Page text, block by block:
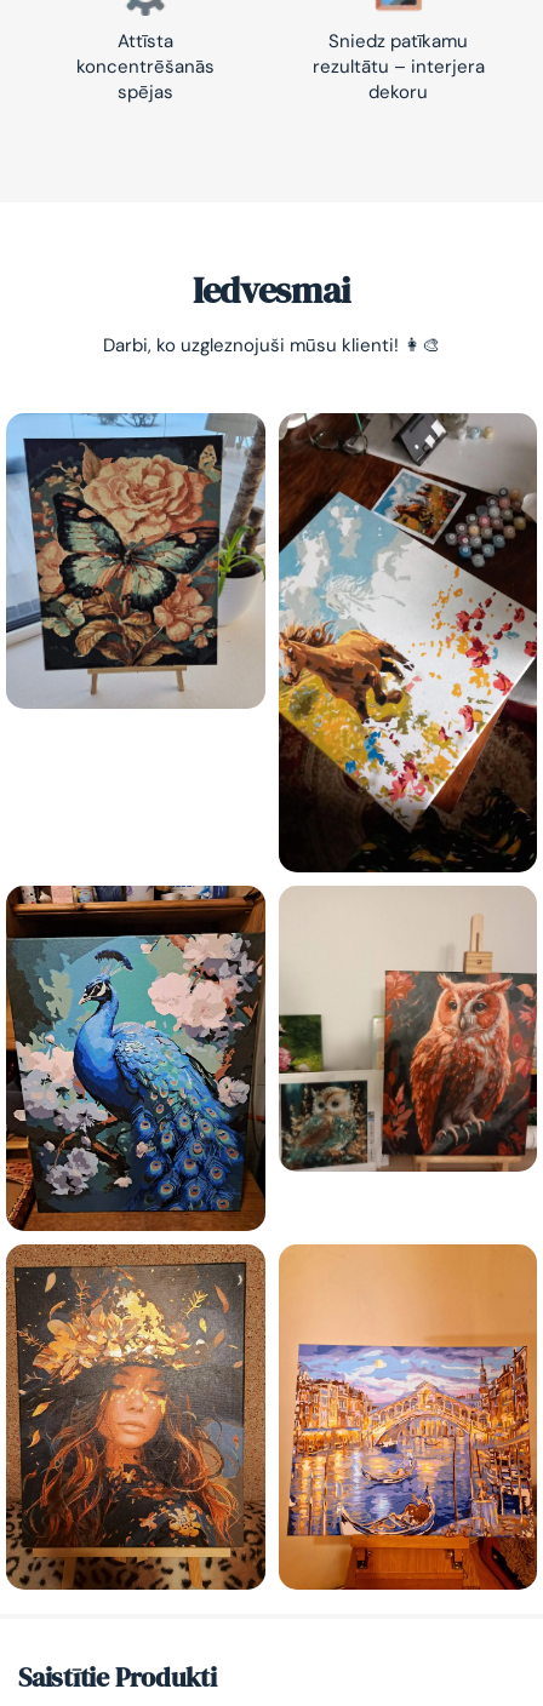
Attīsta
koncentrēšanās
spējas
Sniedz patīkamu
rezultātu – interjera
dekoru
Iedvesmai
Darbi, ko uzgleznojuši mūsu klienti! 👩‍🎨
Saistītie Produkti